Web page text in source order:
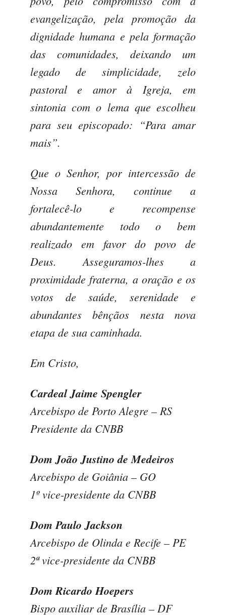
evangelização, pela promoção da
dignidade humana e pela formação
das comunidades, deixando um
legado de simplicidade, zelo
pastoral e amor à Igreja, em
sintonia com o lema que escolheu
para seu episcopado: “Para amar
mais”.
Que o Senhor, por intercessão de
Nossa Senhora, continue a
fortalecê-lo e recompense
abundantemente todo o bem
realizado em favor do povo de
Deus. Asseguramos-lhes a
proximidade fraterna, a oração e os
votos de saúde, serenidade e
abundantes bênçãos nesta nova
etapa de sua caminhada.
Em Cristo,
Cardeal Jaime Spengler
Arcebispo de Porto Alegre – RS
Presidente da CNBB
Dom João Justino de Medeiros
Arcebispo de Goiânia – GO
1º vice-presidente da CNBB
Dom Paulo Jackson
Arcebispo de Olinda e Recife – PE
2ª vice-presidente da CNBB
Dom Ricardo Hoepers
Bispo auxiliar de Brasília – DF